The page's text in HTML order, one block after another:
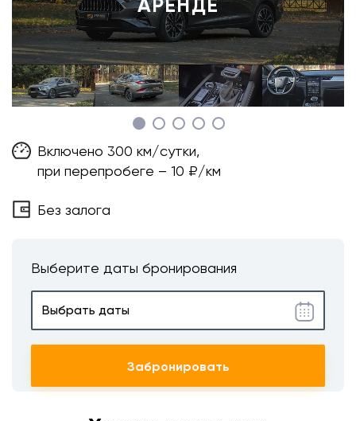
Включено 300 км/сутки,
при перепробеге – 10 ₽/км
Без залога
Выберите даты бронирования
Забронировать